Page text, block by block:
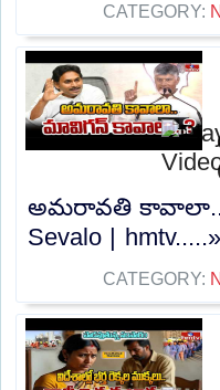
CATEGORY:
అమరావతి
Sevalo |
CATEGORY: